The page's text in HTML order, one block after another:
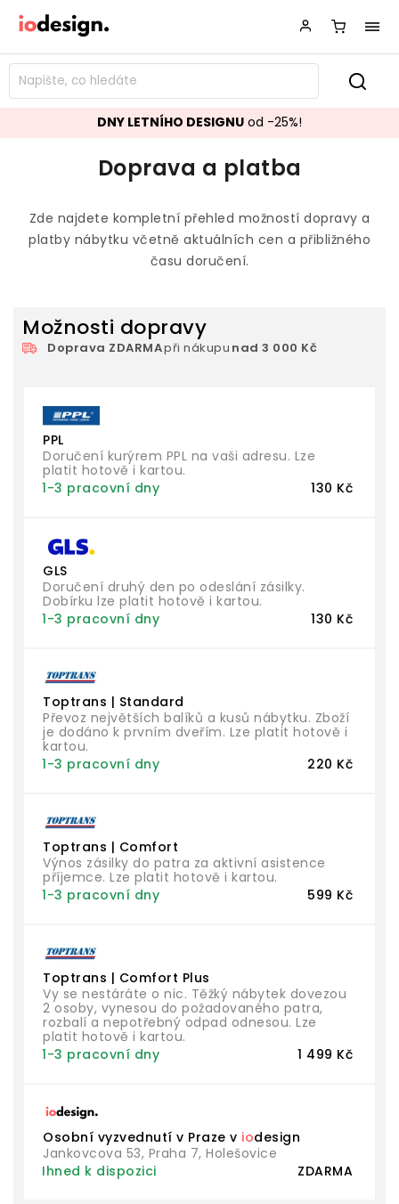
DNY LETNÍHO DESIGNU od -25%!
Doprava a platba
Zde najdete kompletní přehled možností dopravy a
platby nábytku včetně aktuálních cen a přibližného
času doručení.
Možnosti dopravy
Doprava ZDARMApři nákupu nad 3 000 Kč
PPL
Doručení kurýrem PPL na vaši adresu. Lze
platit hotově i kartou.
1-3 pracovní dny
130 Kč
GLS
Doručení druhý den po odeslání zásilky.
Dobírku lze platit hotově i kartou.
1-3 pracovní dny
130 Kč
Toptrans | Standard
Převoz největších balíků a kusů nábytku. Zboží
je dodáno k prvním dveřím. Lze platit hotově i
kartou.
1-3 pracovní dny
220 Kč
Toptrans | Comfort
Výnos zásilky do patra za aktivní asistence
příjemce. Lze platit hotově i kartou.
1-3 pracovní dny
599 Kč
Toptrans | Comfort Plus
Vy se nestáráte o nic. Těžký nábytek dovezou
2 osoby, vynesou do požadovaného patra,
rozbalí a nepotřebný odpad odnesou. Lze
platit hotově i kartou.
1-3 pracovní dny
1 499 Kč
Osobní vyzvednutí v Praze v iodesign
Jankovcova 53, Praha 7, Holešovice
Ihned k dispozici
ZDARMA